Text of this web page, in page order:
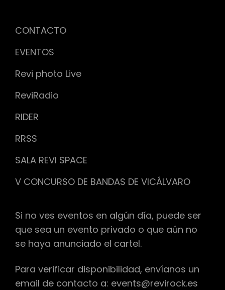
CONTACTO
EVENTOS
Revi photo Live
ReviRadio
RIDER
RRSS
SALA REVI SPACE
V CONCURSO DE BANDAS DE VICÁLVARO
Si no ves eventos en algún día, puede ser
que sea un evento privado o que aún no
se haya anunciado el cartel.
Para verificar disponibilidad, envíanos un
email de contacto a: events@revirock.es